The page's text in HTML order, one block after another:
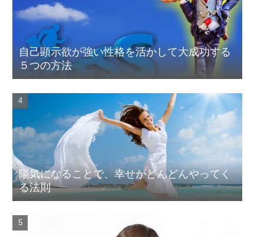
自己顕示欲が強い性格を活かして大成功する
５つの方法
陽気になることで、幸せがどんどんやってく
る法則